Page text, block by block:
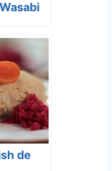
de